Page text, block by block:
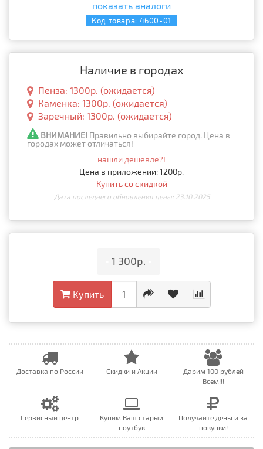
показать аналоги
Код товара: 4600-01
Наличие в городах
Пенза: 1300р. (ожидается)
Каменка: 1300р. (ожидается)
Заречный: 1300р. (ожидается)
ВНИМАНИЕ! Правильно выбирайте город. Цена в
городах может отличаться!
нашли дешевле?!
Цена в приложении: 1200р.
Купить со скидкой
Дата последнего обновления цены: 23.10.2025
1 300р.
Купить
Доставка по России Скидки и Акции
Дарим 100 рублей
Всем!!!
Сервисный центр
Купим Ваш старый
ноутбук
Получайте деньги за
покупки!